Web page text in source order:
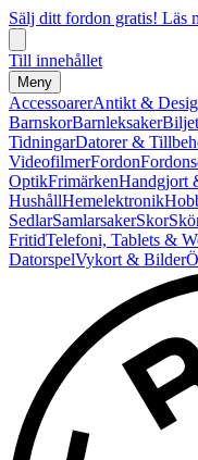
Sälj ditt fordon gratis! Läs
Till innehållet
Meny
AccessoarerAntikt &
BarnskorBarnleksaker
TidningarDatorer &
VideofilmerFordon
OptikFrimärkenHandgjort
HushållHemelektronik
SedlarSamlarsakerSkor
FritidTelefoni, Tablets &
DatorspelVykort & Bilder